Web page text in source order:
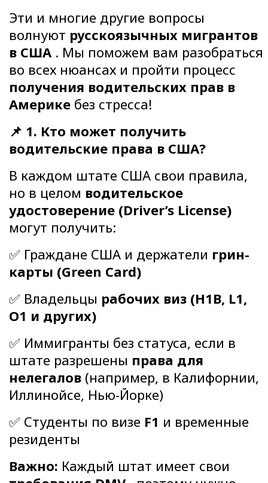
Эти и многие другие вопросы
волнуют русскоязычных мигрантов
в США . Мы поможем вам разобраться
во всех нюансах и пройти процесс
получения водительских прав в
Америке без стресса!
📌 1. Кто может получить
водительские права в США?
В каждом штате США свои правила,
но в целом водительское
удостоверение (Driver’s License)
могут получить:
✅ Граждане США и держатели грин-
карты (Green Card)
✅ Владельцы рабочих виз (H1B, L1,
O1 и других)
✅ Иммигранты без статуса, если в
штате разрешены права для
нелегалов (например, в Калифорнии,
Иллинойсе, Нью-Йорке)
✅ Студенты по визе F1 и временные
резиденты
Важно: Каждый штат имеет свои